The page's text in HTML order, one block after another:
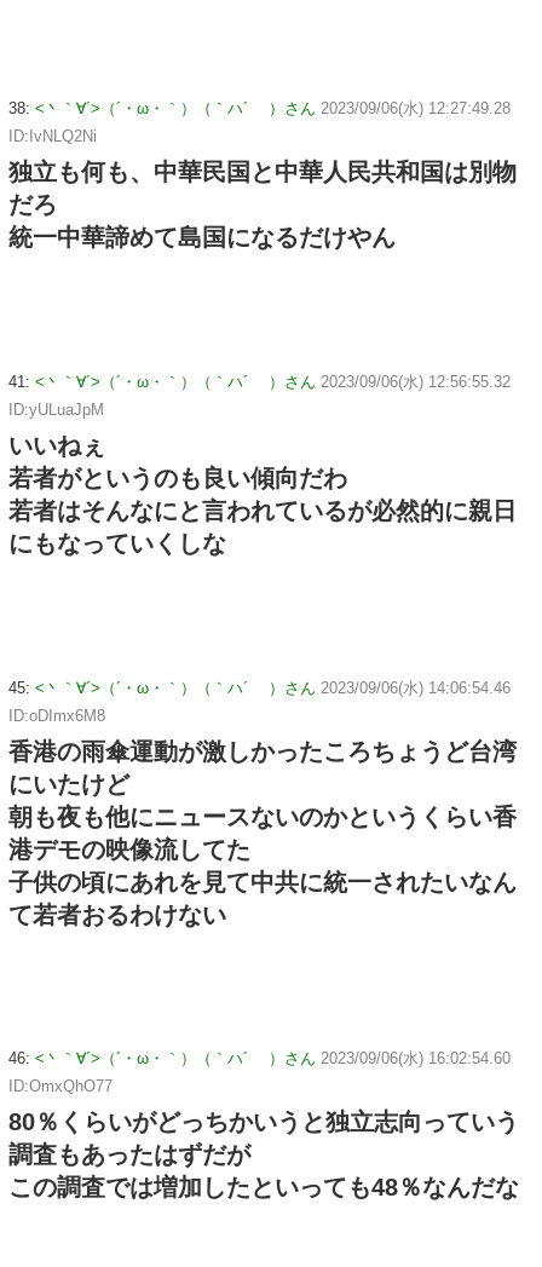
38: <丶｀∀´>（´・ω・｀）（｀ハ´ ）さん 2023/09/06(水) 12:27:49.28
ID:IvNLQ2Ni
独立も何も、中華民国と中華人民共和国は別物
だろ
統一中華諦めて島国になるだけやん
41: <丶｀∀´>（´・ω・｀）（｀ハ´ ）さん 2023/09/06(水) 12:56:55.32
ID:yULuaJpM
いいねぇ
若者がというのも良い傾向だわ
若者はそんなにと言われているが必然的に親日
にもなっていくしな
45: <丶｀∀´>（´・ω・｀）（｀ハ´ ）さん 2023/09/06(水) 14:06:54.46
ID:oDImx6M8
香港の雨傘運動が激しかったころちょうど台湾
にいたけど
朝も夜も他にニュースないのかというくらい香
港デモの映像流してた
子供の頃にあれを見て中共に統一されたいなん
て若者おるわけない
46: <丶｀∀´>（´・ω・｀）（｀ハ´ ）さん 2023/09/06(水) 16:02:54.60
ID:OmxQhO77
80％くらいがどっちかいうと独立志向っていう
調査もあったはずだが
この調査では増加したといっても48％なんだな